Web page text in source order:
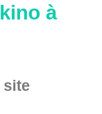
à
site